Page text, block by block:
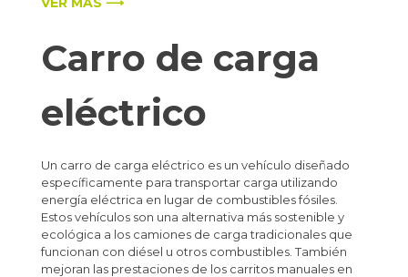
Carro de carga
eléctrico
Un carro de carga eléctrico es un vehículo diseñado
específicamente para transportar carga utilizando
energía eléctrica en lugar de combustibles fósiles.
Estos vehículos son una alternativa más sostenible y
ecológica a los camiones de carga tradicionales que
funcionan con diésel u otros combustibles. También
mejoran las prestaciones de los carritos manuales en